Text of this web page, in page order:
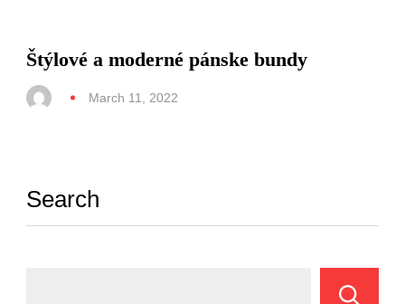
Štýlové a moderné pánske bundy
March 11, 2022
Search